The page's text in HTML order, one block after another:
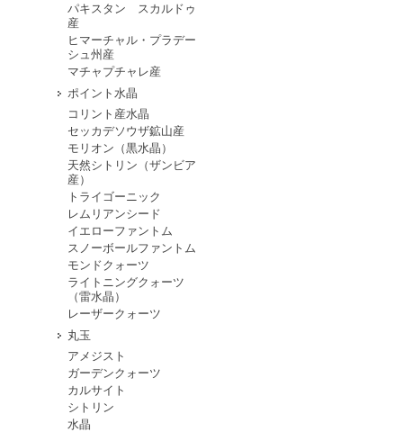
パキスタン スカルドゥ
産
ヒマーチャル・プラデー
シュ州産
マチャプチャレ産
ポイント水晶
コリント産水晶
セッカデソウザ鉱山産
モリオン（黒水晶）
天然シトリン（ザンビア
産）
トライゴーニック
レムリアンシード
イエローファントム
スノーボールファントム
モンドクォーツ
ライトニングクォーツ
（雷水晶）
レーザークォーツ
丸玉
アメジスト
ガーデンクォーツ
カルサイト
シトリン
水晶